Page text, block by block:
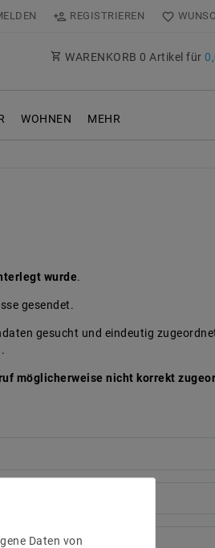
REGISTRIEREN
WARENKORB 0 Artikel für
WOHNEN MEHR
wurde.
gesendet.
gesucht und eindeutig
möglicherweise nicht korrekt
Daten von